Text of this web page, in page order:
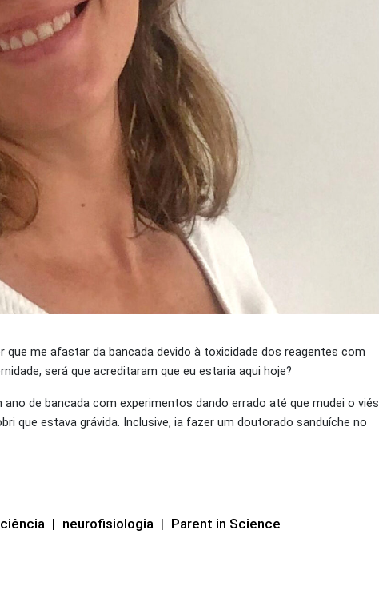
me afastar da bancada devido à toxicidade dos reagentes com
será que acreditaram que eu estaria aqui hoje?
de bancada com experimentos dando errado até que mudei o viés
que estava grávida. Inclusive, ia fazer um doutorado sanduíche no
| neurofisiologia | Parent in Science